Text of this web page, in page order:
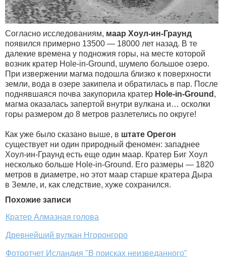
Согласно исследованиям, маар Хоул-ин-Граунд
появился примерно 13500 — 18000 лет назад. В те
далекие времена у подножия горы, на месте которой
возник кратер Hole-in-Ground, шумело большое озеро.
При извержении магма подошла близко к поверхности
земли, вода в озере закипела и обратилась в пар. После
поднявшаяся почва закупорила кратер Hole-in-Ground ,
магма оказалась запертой внутри вулкана и… осколки
горы размером до 8 метров разлетелись по округе!
Как уже было сказано выше, в штате Орегон
существует ни один природный феномен: западнее
Хоул-ин-Граунд есть еще один маар. Кратер Биг Хоул
несколько больше Hole-in-Ground. Его размеры — 1820
метров в диаметре, но этот маар старше кратера Дыра
в Земле, и, как следствие, хуже сохранился.
Похожие записи
Кратер Алмазная голова
Древнейший вулкан Нгоронгоро
Фотоотчет Исландия "В поисках неизведанного"